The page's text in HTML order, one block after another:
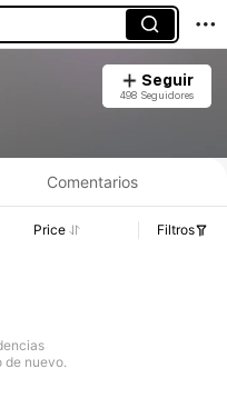
Seguir
498 Seguidores
Comentarios
Price Filtros
de nuevo.